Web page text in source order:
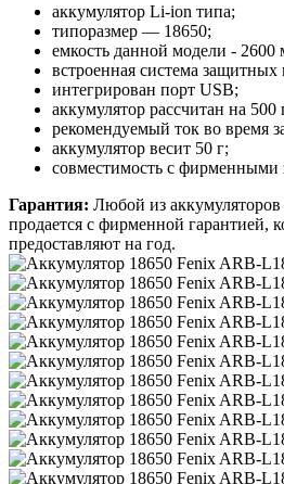
аккумулятор Li-ion типа;
типоразмер — 18650;
емкость данной модели - 2600
встроенная система защитных
интегрирован порт USB;
аккумулятор рассчитан на
рекомендуемый ток во время
аккумулятор весит 50 г;
совместимость с фирменными
Гарантия: Любой из
продается с фирменной гарантией,
предоставляют на год.